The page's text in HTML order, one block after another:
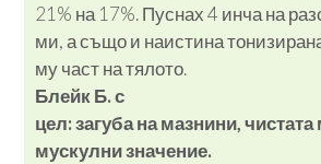
21% на 17%. Пуснах 4 инча на
ми, а също и наистина
му част на тялото.
Блейк Б. с
цел:загуба на мазнини,
мускулни значение.